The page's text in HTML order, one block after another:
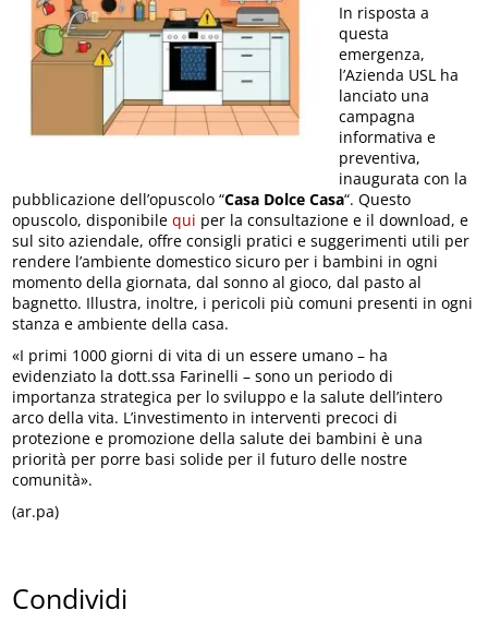
In risposta a
questa
emergenza,
l’Azienda USL ha
lanciato una
campagna
informativa e
preventiva,
inaugurata con la
pubblicazione dell’opuscolo “Casa Dolce Casa“. Questo
opuscolo, disponibile qui per la consultazione e il download, e
sul sito aziendale, offre consigli pratici e suggerimenti utili per
rendere l’ambiente domestico sicuro per i bambini in ogni
momento della giornata, dal sonno al gioco, dal pasto al
bagnetto. Illustra, inoltre, i pericoli più comuni presenti in ogni
stanza e ambiente della casa.
«I primi 1000 giorni di vita di un essere umano – ha
evidenziato la dott.ssa Farinelli – sono un periodo di
importanza strategica per lo sviluppo e la salute dell’intero
arco della vita. L’investimento in interventi precoci di
protezione e promozione della salute dei bambini è una
priorità per porre basi solide per il futuro delle nostre
comunità».
(ar.pa)
Condividi